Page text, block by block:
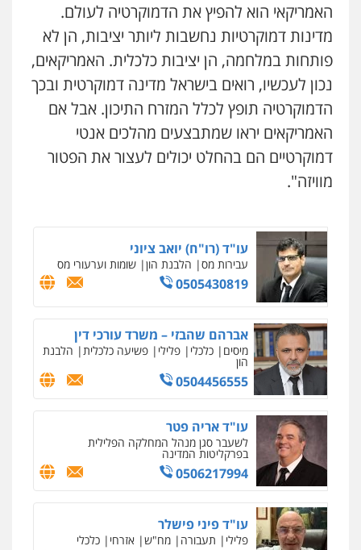
האמריקאי הוא להפיץ את הדמוקרטיה לעולם.
מדינות דמוקרטיות נחשבות ליותר יציבות, הן לא
פותחות במלחמה, הן יציבות כלכלית. האמריקאים,
נכון לעכשיו, רואים בישראל מדינה דמוקרטית ובכך
הדמוקרטיה תופץ לכלל המזרח התיכון. אבל אם
האמריקאים יראו שמתבצעים מהלכים אנטי
דמוקרטיים הם בהחלט יכולים לעצור את הפטור
מוויזה".
עו"ד (רו"ח) יואב ציוני
עבירות מס הלבנת הון שומות וערעורי מס
0505430819
אברהם שהבזי – משרד עורכי דין
מיסים כלכלי פלילי פשיעה כלכלית הלבנת
הון
0504456555
עו"ד אריה פטר
לשעבר סגן מנהל המחלקה הפלילית
בפרקליטות המדינה
0506217994
עו"ד פיני פישלר
פלילי תעבורה מח"ש אזרחי כלכלי
צילום עורכי דין שירותים מקצועיים לעורכי
0504578527
רונן הלל – מוניטין
מחיקת כתבות מגוגל ודחיקת אזכורים
שליליים
0522508109
אחסון אתרים
מהירות הגנה גיבוי תמיכה שירותים